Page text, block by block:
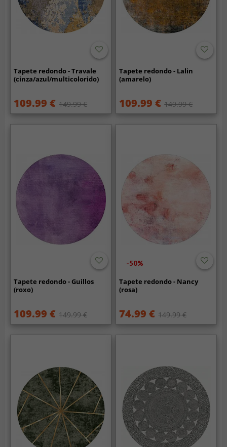
Tapete redondo - Travale
(cinza/azul/multicolorido)
109.99 € 149.99 €
Tapete redondo - Lalin
(amarelo)
109.99 € 149.99 €
Tapete redondo - Guillos
(roxo)
109.99 € 149.99 €
-50%
Tapete redondo - Nancy
(rosa)
74.99 € 149.99 €